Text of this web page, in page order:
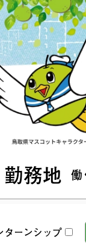
勤務地 働
ターンシップ